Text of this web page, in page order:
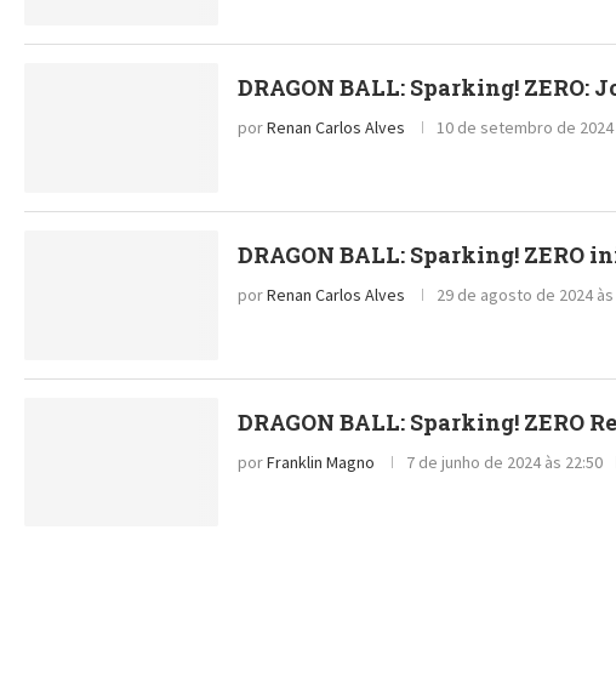
DRAGON BALL: Sparking! ZERO:
porRenan Carlos Alves 10 de setembro de 2024
DRAGON BALL: Sparking!
porRenan Carlos Alves 29 de agosto de 2024 às
DRAGON BALL: Sparking! ZERO
porFranklin Magno 7 de junho de 2024 às 22:50